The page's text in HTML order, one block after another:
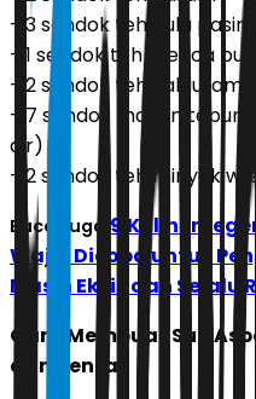
- 3 sendok teh gula pasir
- 1 sendok teh merica
- 2 sendok teh kaldu jamur
- 7 sendok makan
air)
- 2 sendok teh minyak
Baca Juga: 9 Kuliner
Wajib Dicoba untuk
Masih Eksis dan Selalu
Cara Membuat Sup
dan Kental